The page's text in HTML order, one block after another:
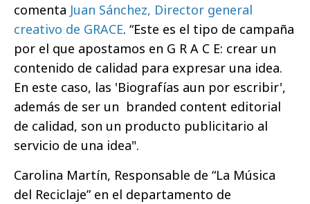
comenta Juan Sánchez, Director general
creativo de GRACE. “Este es el tipo de campaña
por el que apostamos en G R A C E: crear un
contenido de calidad para expresar una idea.
En este caso, las 'Biografías aun por escribir',
además de ser un branded content editorial
de calidad, son un producto publicitario al
servicio de una idea".
Carolina Martín, Responsable de “La Música
del Reciclaje” en el departamento de